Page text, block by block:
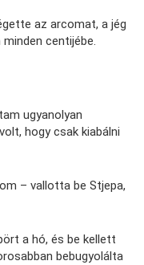
az arcomat, a jég
centijébe.
ugyanolyan
hogy csak kiabálni
– vallotta be Stjepa,
a hó, és be kellett
bebugyolálta